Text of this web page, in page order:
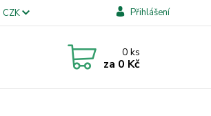
CZK Přihlášení
0ks
za 0 Kč